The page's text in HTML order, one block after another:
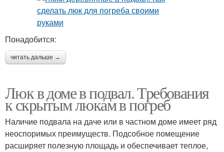
Понадобится:
читать дальше →
Люк в доме в подвал. Требования
к скрытым люкам в погреб
Наличие подвала на даче или в частном доме имеет ряд
неоспоримых преимуществ. Подсобное помещение
расширяет полезную площадь и обеспечивает теплое,